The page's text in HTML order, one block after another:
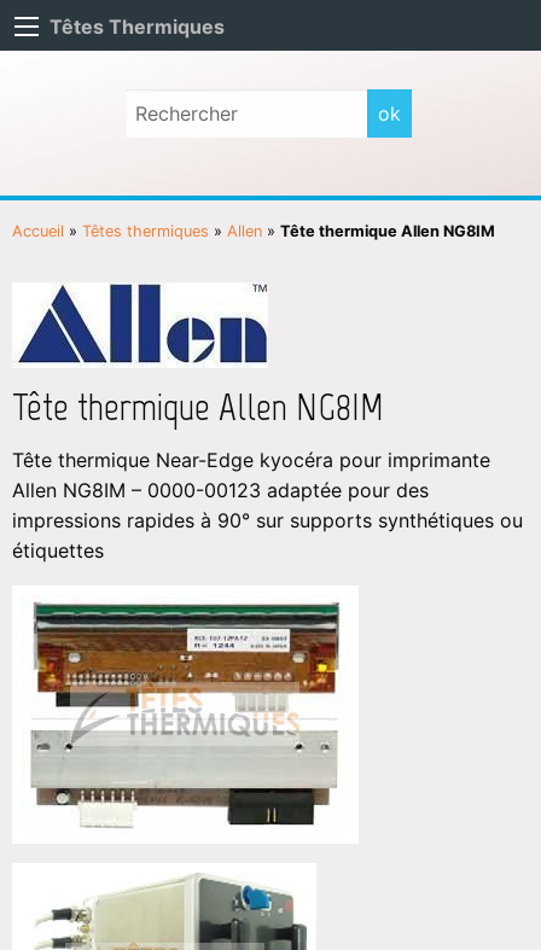
Têtes Thermiques
Accueil » Têtes thermiques » Allen » Tête thermique Allen NG8IM
Tête thermique Allen NG8IM
Tête thermique Near-Edge kyocéra pour imprimante
Allen NG8IM – 0000-00123 adaptée pour des
impressions rapides à 90° sur supports synthétiques ou
étiquettes